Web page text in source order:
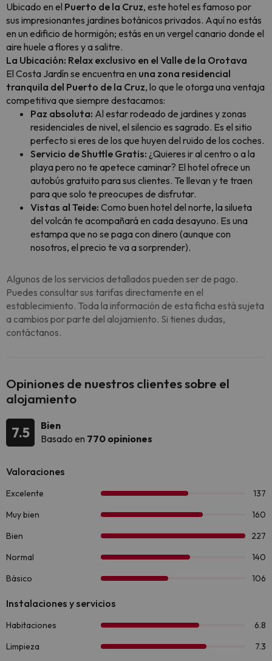
Ubicado en el Puerto de la Cruz, este hotel es famoso por
sus impresionantes jardines botánicos privados. Aquí no estás
en un edificio de hormigón; estás en un vergel canario donde el
aire huele a flores y a salitre.
La Ubicación: Relax exclusivo en el Valle de la Orotava
El Costa Jardín se encuentra en una zona residencial
tranquila del Puerto de la Cruz, lo que le otorga una ventaja
competitiva que siempre destacamos:
Paz absoluta: Al estar rodeado de jardines y zonas
residenciales de nivel, el silencio es sagrado. Es el sitio
perfecto si eres de los que huyen del ruido de los coches.
Servicio de Shuttle Gratis: ¿Quieres ir al centro o a la
playa pero no te apetece caminar? El hotel ofrece un
autobús gratuito para sus clientes. Te llevan y te traen
para que solo te preocupes de disfrutar.
Vistas al Teide: Como buen hotel del norte, la silueta
del volcán te acompañará en cada desayuno. Es una
estampa que no se paga con dinero (aunque con
nosotros, el precio te va a sorprender).
Algunos de los servicios detallados pueden ser de pago.
Puedes consultar sus tarifas directamente en el
establecimiento. Toda la información de esta ficha está sujeta
a cambios por parte del alojamiento. Si tienes dudas,
contáctanos.
Opiniones de nuestros clientes sobre el
alojamiento
7.5
Bien
Basado en 770 opiniones